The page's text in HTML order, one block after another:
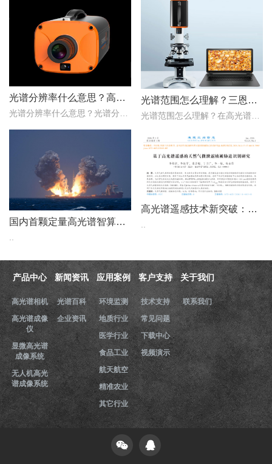
光谱分辨率什么意思？高光谱成像仪光谱分辨率范围多少？
光谱分辨率什么意思？光谱分辨率是评价高光谱成像仪性能的一个重要的指标，只是探测器在波长色散的方向，光谱仪器达到光谱响应峰值的半时，这两个波长之间的波长宽度。那么..
光谱范围怎么理解？三恩时高光谱成像仪光谱范围是多少nm？
国内首颗定量高光谱智算卫星成功入轨
..
高光谱遥感技术新突破：为天然气管道“微泄露”戴上“光谱眼镜”
产品中心
高光谱相机
高光谱成像
仪
显微高光谱
成像系统
无人机高光
谱成像系统
新闻资讯
光谱百科
企业资讯
应用案例
环境监测
地质行业
医学行业
食品工业
航天航空
精准农业
其它行业
客户支持
技术支持
常见问题
下载中心
视频演示
关于我们
联系我们